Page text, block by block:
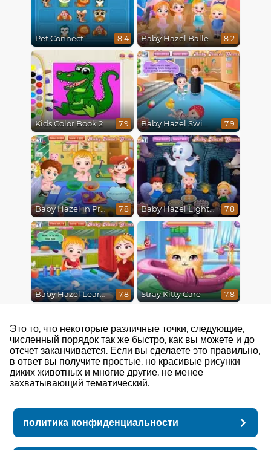
Pet Connect 8.4 Baby Hazel Ballerina Dance 8.2
Kids Color Book 2 7.9 Baby Hazel Swimming 7.9
Baby Hazel in Preschool 7.8 Baby Hazel Lighthouse Adventure 7.8
Baby Hazel Learns Colors 7.8 Stray Kitty Care 7.8
Это то, что некоторые различные точки, следующие,
численный порядок так же быстро, как вы можете и до
отсчет заканчивается. Если вы сделаете это правильно,
в ответ вы получите простые, но красивые рисунки
диких животных и многие другие, не менее
захватывающий тематический.
политика конфиденциальности